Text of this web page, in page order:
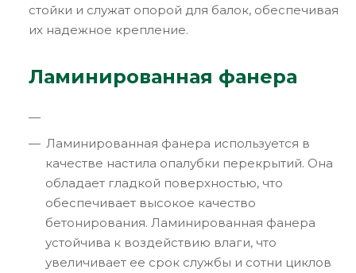
стойки и служат опорой для балок, обеспечивая
их надежное крепление.
Ламинированная фанера
Ламинированная фанера используется в
качестве настила опалубки перекрытий. Она
обладает гладкой поверхностью, что
обеспечивает высокое качество
бетонирования. Ламинированная фанера
устойчива к воздействию влаги, что
увеличивает ее срок службы и сотни циклов